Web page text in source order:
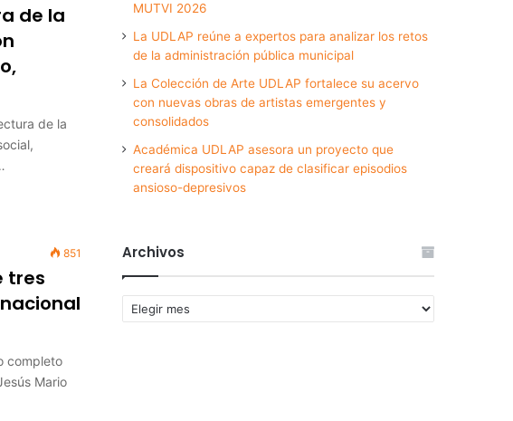
de la
de la
851
tres
completo
Mario
MUTVI 2026
La UDLAP reúne a expertos para analizar los retos
de la administración pública municipal
La Colección de Arte UDLAP fortalece su acervo
con nuevas obras de artistas emergentes y
consolidados
Académica UDLAP asesora un proyecto que
creará dispositivo capaz de clasificar episodios
ansioso-depresivos
Archivos
Archivos